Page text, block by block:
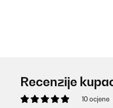
Recenzije
10 ocjene